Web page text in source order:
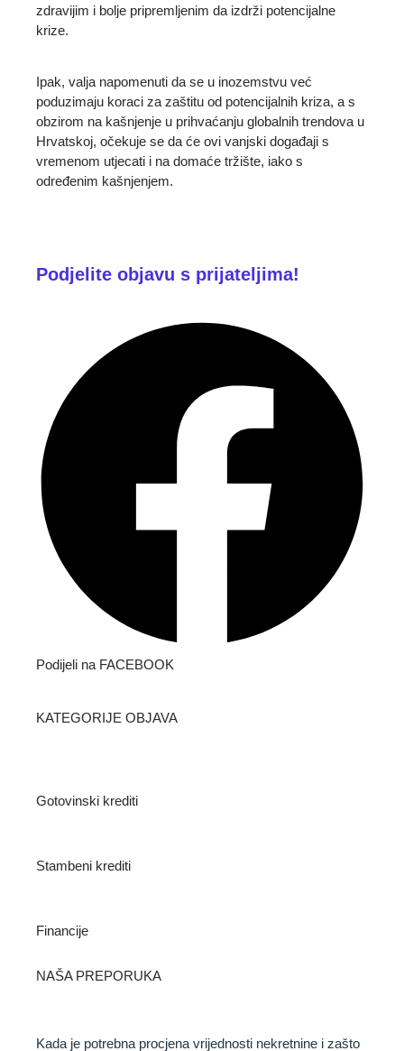
zdravijim i bolje pripremljenim da izdrži potencijalne
krize.
Ipak, valja napomenuti da se u inozemstvu već
poduzimaju koraci za zaštitu od potencijalnih kriza, a s
obzirom na kašnjenje u prihvaćanju globalnih trendova u
Hrvatskoj, očekuje se da će ovi vanjski događaji s
vremenom utjecati i na domaće tržište, iako s
određenim kašnjenjem.
Podjelite objavu s prijateljima!
Podijeli na FACEBOOK
KATEGORIJE OBJAVA
Gotovinski krediti
Stambeni krediti
Financije
NAŠA PREPORUKA
Kada je potrebna procjena vrijednosti nekretnine i zašto